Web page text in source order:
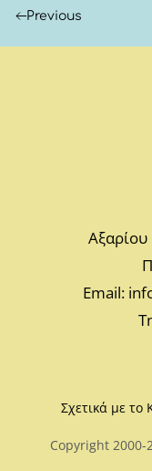
Previous
Email:
Σχετικά με το
Copyright 2000-